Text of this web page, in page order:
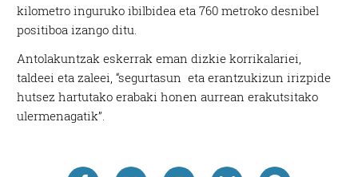
kilometro inguruko ibilbidea eta 760 metroko desnibel
positiboa izango ditu.
Antolakuntzak eskerrak eman dizkie korrikalariei,
taldeei eta zaleei, “segurtasun eta erantzukizun irizpide
hutsez hartutako erabaki honen aurrean erakutsitako
ulermenagatik”.